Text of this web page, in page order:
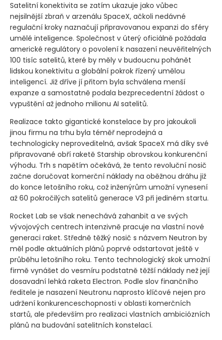
Satelitní konektivita se zatím ukazuje jako vůbec
nejsilnější zbraň v arzenálu SpaceX, ačkoli nedávné
regulační kroky naznačují připravovanou expanzi do sféry
umělé inteligence. Společnost v úterý oficiálně požádala
americké regulátory o povolení k nasazení neuvěřitelných
100 tisíc satelitů, které by měly v budoucnu pohánět
lidskou konektivitu a globální pokrok řízený umělou
inteligencí. Již dříve jí přitom byla schválena menší
expanze a samostatně podala bezprecedentní žádost o
vypuštění až jednoho milionu AI satelitů.
Realizace takto gigantické konstelace by pro jakoukoli
jinou firmu na trhu byla téměř neprodejná a
technologicky neproveditelná, avšak SpaceX má díky své
připravované obří raketě Starship obrovskou konkurenční
výhodu. Trh s napětím očekává, že tento revoluční nosič
začne doručovat komerční náklady na oběžnou dráhu již
do konce letošního roku, což inženýrům umožní vynesení
až 60 pokročilých satelitů generace V3 při jediném startu.
Rocket Lab se však nenechává zahanbit a ve svých
vývojových centrech intenzivně pracuje na vlastní nové
generaci raket. Středně těžký nosič s názvem Neutron by
měl podle aktuálních plánů poprvé odstartovat ještě v
průběhu letošního roku. Tento technologický skok umožní
firmě vynášet do vesmíru podstatně těžší náklady než její
dosavadní lehká raketa Electron. Podle slov finančního
ředitele je nasazení Neutronu naprosto klíčové nejen pro
udržení konkurenceschopnosti v oblasti komerčních
startů, ale především pro realizaci vlastních ambiciózních
plánů na budování satelitních konstelací.